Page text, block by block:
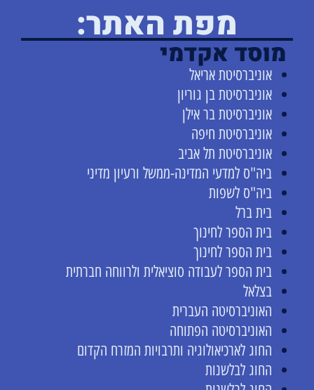
מפת האתר:
מוסד אקדמי
אוניברסיטת אריאל
אוניברסיטת בן גוריון
אוניברסיטת בר אילן
אוניברסיטת חיפה
אוניברסיטת תל אביב
ביה"ס למדעי המדינה-ממשל ורעיון מדיני
ביה"ס לשפות
בית ברל
בית הספר לחינוך
בית הספר לחינוך
בית הספר לעבודה סוציאלית ולרווחה חברתית
בצלאל
האוניברסיטה העברית
האוניברסיטה הפתוחה
החוג לארכיאולוגיה ותרבויות המזרח הקדום
החוג לבלשנות